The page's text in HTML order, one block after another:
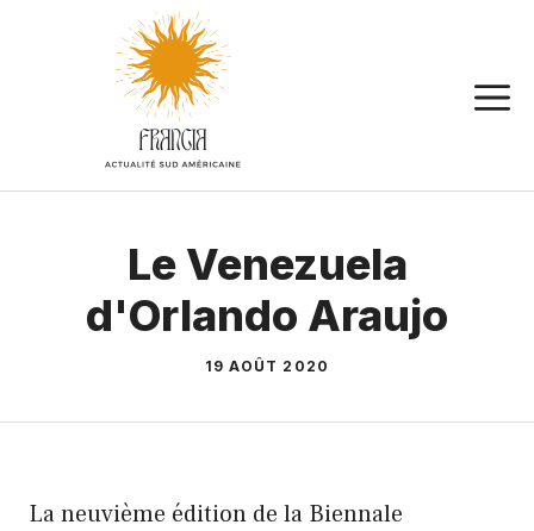
Le Venezuela
d'Orlando Araujo
19 AOÛT 2020
La neuvième édition de la Biennale